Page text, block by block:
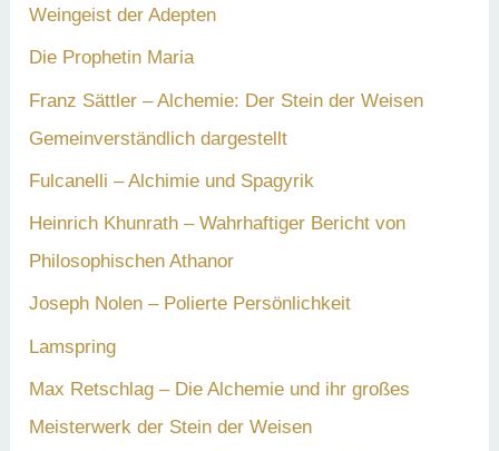
Weingeist der Adepten
Die Prophetin Maria
Franz Sättler – Alchemie: Der Stein der Weisen
Gemeinverständlich dargestellt
Fulcanelli – Alchimie und Spagyrik
Heinrich Khunrath – Wahrhaftiger Bericht von
Philosophischen Athanor
Joseph Nolen – Polierte Persönlichkeit
Lamspring
Max Retschlag – Die Alchemie und ihr großes
Meisterwerk der Stein der Weisen